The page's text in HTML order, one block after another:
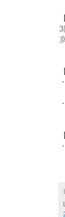
3
・
・
・